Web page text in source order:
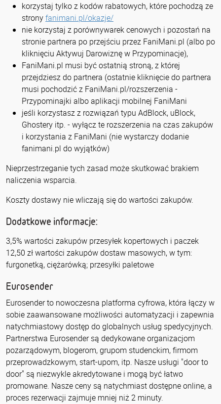
korzystaj tylko z kodów rabatowych, które pochodzą ze
stronyfanimani.pl/okazje/
nie korzystaj z porównywarek cenowych i pozostań na
stronie partnera po przejściu przez FaniMani.pl (albo po
kliknięciu Aktywuj Darowiznę w Przypominacje),
FaniMani.pl musi być ostatnią stroną, z której
przejdziesz do partnera (ostatnie kliknięcie do partnera
musi pochodzić z FaniMani.pl/rozszerzenia -
Przypominajki albo aplikacji mobilnej FaniMani
jeśli korzystasz z rozwiązań typu AdBlock, uBlock,
Ghostery itp. - wyłącz te rozszerzenia na czas zakupów
i korzystania z FaniMani (nie wystarczy dodanie
fanimani.pl do wyjątków)
Nieprzestrzeganie tych zasad może skutkować brakiem
naliczenia wsparcia.
Koszty dostawy nie wliczają się do wartości zakupów.
Dodatkowe informacje:
3,5% wartości zakupów przesyłek kopertowych i paczek
12,50 zł wartości zakupów dostaw masowych, w tym:
furgonetką, ciężarówką; przesyłki paletowe
Eurosender
Eurosender to nowoczesna platforma cyfrowa, która łączy w
sobie zaawansowane możliwości automatyzacji i zapewnia
natychmiastowy dostęp do globalnych usług spedycyjnych.
Partnerstwa Eurosender są dedykowane organizacjom
pozarządowym, blogerom, grupom studenckim, firmom
przeprowadzkowym, start-upom, itp. Nasze usługi "door to
door" są niezwykle akredytowane i mogą być łatwo
promowane. Nasze ceny są natychmiast dostępne online, a
proces rezerwacji zajmuje mniej niż 2 minuty.